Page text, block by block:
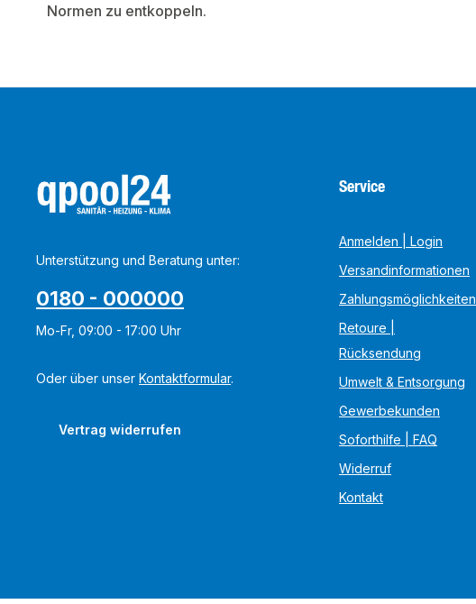
Normen zu entkoppeln.
Unterstützung und Beratung unter:
0180 - 000000
Mo-Fr, 09:00 - 17:00 Uhr
Oder über unser Kontaktformular.
Vertrag widerrufen
Service
Anmelden | Login
Versandinformationen
Zahlungsmöglichkeiten
Retoure |
Rücksendung
Umwelt & Entsorgung
Gewerbekunden
Soforthilfe | FAQ
Widerruf
Kontakt